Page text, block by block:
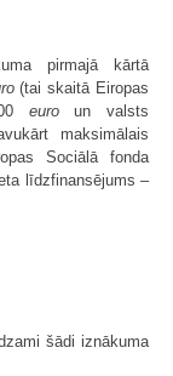
pirmajā kārtā
(tai skaitā Eiropas
euroun valsts
maksimālais
Sociālā fonda
līdzfinansējums –
šādi iznākuma